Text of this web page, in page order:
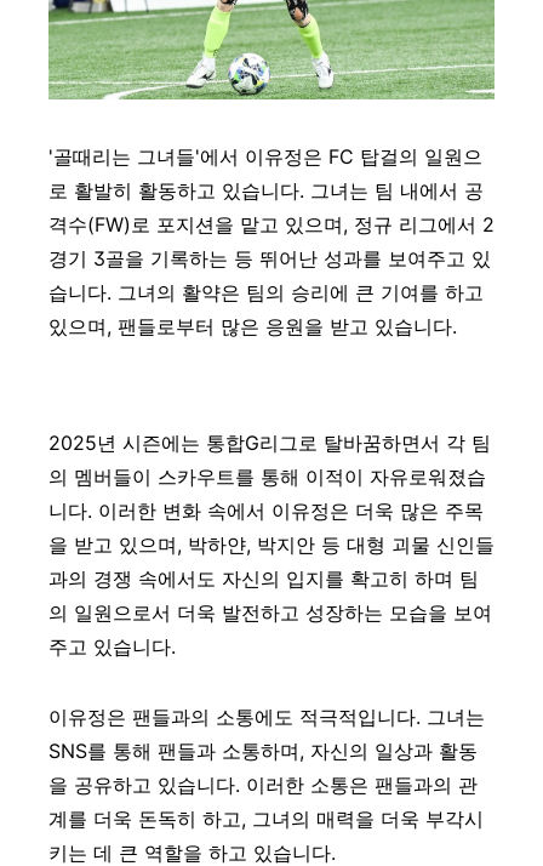
'골때리는 그녀들'에서 이유정은 FC 탑걸의 일원으
로 활발히 활동하고 있습니다. 그녀는 팀 내에서 공
격수(FW)로 포지션을 맡고 있으며, 정규 리그에서 2
경기 3골을 기록하는 등 뛰어난 성과를 보여주고 있
습니다. 그녀의 활약은 팀의 승리에 큰 기여를 하고
있으며, 팬들로부터 많은 응원을 받고 있습니다.
2025년 시즌에는 통합G리그로 탈바꿈하면서 각 팀
의 멤버들이 스카우트를 통해 이적이 자유로워졌습
니다. 이러한 변화 속에서 이유정은 더욱 많은 주목
을 받고 있으며, 박하얀, 박지안 등 대형 괴물 신인들
과의 경쟁 속에서도 자신의 입지를 확고히 하며 팀
의 일원으로서 더욱 발전하고 성장하는 모습을 보여
주고 있습니다.
이유정은 팬들과의 소통에도 적극적입니다. 그녀는
SNS를 통해 팬들과 소통하며, 자신의 일상과 활동
을 공유하고 있습니다. 이러한 소통은 팬들과의 관
계를 더욱 돈독히 하고, 그녀의 매력을 더욱 부각시
키는 데 큰 역할을 하고 있습니다.